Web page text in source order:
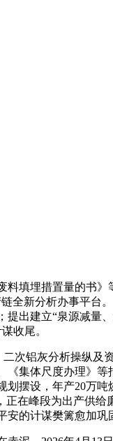
填埋措置量的书》
全新分析办事平台
出建立“泉源减量
收尾。
铝灰分析操纵及
集体尺度办理》
摆设，年产20万
在峰段为出产供给
的计谋樊篱愈加巩